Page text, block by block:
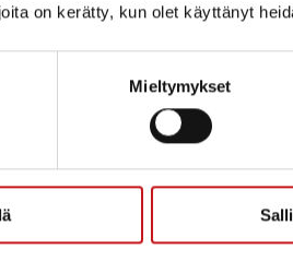
on kerätty, kun olet käyttänyt
Mieltymykset
https://vipu.ruokavirasto.fi/
käyttäjätunnuksia
tilansa tietojen selailuun ja
katsella ilmoitettuja
Viljelijä voi myös